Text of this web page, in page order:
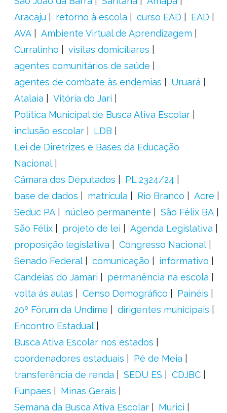
Aracaju
retorno à escola curso EAD
EAD
AVA
Ambiente Virtual de Aprendizagem
Curralinho
visitas domiciliares
agentes comunitários de saúde
agentes de combate às endemias
Uruará
Atalaia
Vitória do Jari
Política Municipal de Busca Ativa Escolar
inclusão escolar
LDB
Lei de Diretrizes e Bases da Educação
Nacional
Câmara dos Deputados
PL 2324/24
base de dados
matrícula Rio Branco
Acre
Seduc PA
núcleo permanente
São Félix BA
São Félix
projeto de lei
Agenda Legislativa
proposição legislativa
Congresso Nacional
Senado Federal
comunicação
informativo
Candeias do Jamari
permanência na escola
volta ás aulas
Censo Demográfico
Painéis
20º Fórum da Undime
dirigentes municipais
Encontro Estadual
Busca Ativa Escolar nos estados
coordenadores estaduais
Pé de Meia
transferência de renda
SEDU ES
CDJBC
Funpaes
Minas Gerais
Semana da Busca Ativa Escolar
Murici